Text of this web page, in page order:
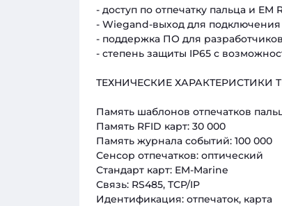
- доступ по отпечатку пальца и EM
- Wiegand-выход для
- поддержка ПО для
- степень защиты IP65 с
ТЕХНИЧЕСКИЕ ХАРАКТЕРИСТИКИ
Память шаблонов отпечатков
Память RFID карт: 30 000
Память журнала событий: 100 000
Сенсор отпечатков: оптический
Стандарт карт: EM-Marine
Связь: RS485, TCP/IP
Идентификация: отпечаток, карта